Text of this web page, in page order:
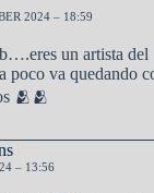
2024 – 18:59
un artista del
poco va quedando
🫂🫂
– 13:56